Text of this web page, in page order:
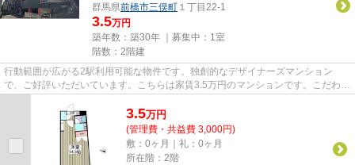
群馬県前橋市三俣町 １丁目22-1
3.5万円
築年数：築30年 ｜募集中： 1室
階数：2階建
行動範囲が広がる2駅利用可能な物件です。独創的なデザイナーズマンション
で、ご好評いただいています。こちらは家賃3.5万円のマンションです。こだわり
3.5万円
(管理費・共益費 3,000円)
敷：0ヶ月｜礼：0ヶ月
所在階：2階